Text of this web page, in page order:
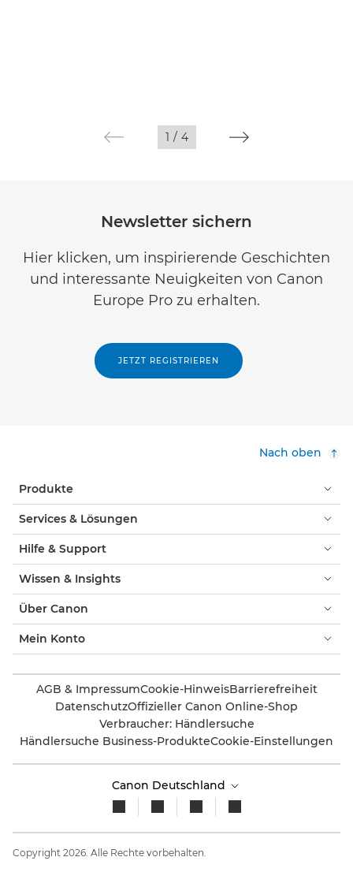
1 / 4
Newsletter sichern
Hier klicken, um inspirierende Geschichten
und interessante Neuigkeiten von Canon
Europe Pro zu erhalten.
JETZT REGISTRIEREN
Nach oben
Produkte
Services & Lösungen
Hilfe & Support
Wissen & Insights
Über Canon
Mein Konto
AGB & ImpressumCookie-HinweisBarrierefreiheit
DatenschutzOffizieller Canon Online-Shop
Verbraucher: Händlersuche
Händlersuche Business-ProdukteCookie-Einstellungen
Canon Deutschland
Copyright 2026. Alle Rechte vorbehalten.